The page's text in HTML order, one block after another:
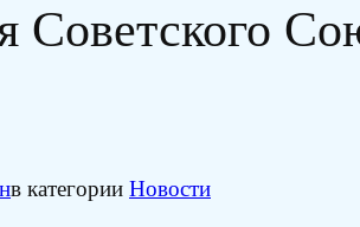
Советского
в категории Новости